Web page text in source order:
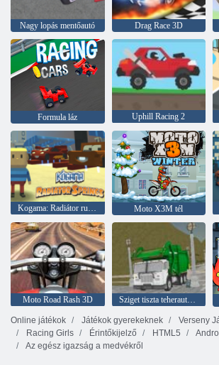
Nagy lopás mentőautó Drag Race 3D
Formula láz Uphill Racing 2
Moto X3M tél
Moto Road Rash 3D Sziget tiszta teherautó szemetet Sim
Online játékok
Játékok gyerekeknek Verseny
Racing Girls
Érintőkijelző HTML5
Az egész igazság a medvékről